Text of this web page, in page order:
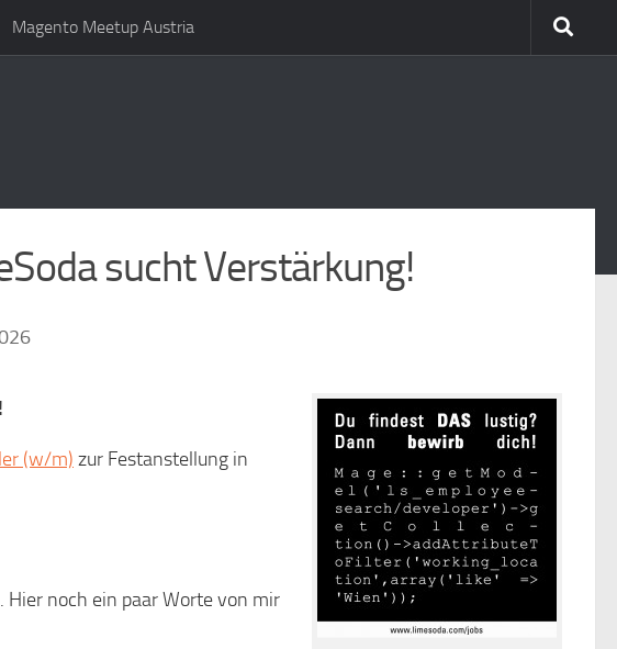
Magento Meetup Austria
sucht Verstärkung!
(w/m) zur Festanstellung in
Hier noch ein paar Worte von mir